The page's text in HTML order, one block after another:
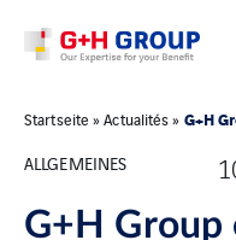
Startseite »Actualités» G+H
ALLGEMEINES
G+H